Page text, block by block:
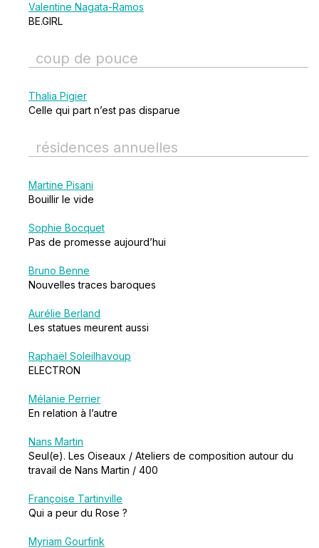
Valentine Nagata-Ramos
BE.GIRL
coup de pouce
Thalia Pigier
Celle qui part n’est pas disparue
résidences annuelles
Martine Pisani
Bouillir le vide
Sophie Bocquet
Pas de promesse aujourd’hui
Bruno Benne
Nouvelles traces baroques
Aurélie Berland
Les statues meurent aussi
Raphaël Soleilhavoup
ELECTRON
Mélanie Perrier
En relation à l’autre
Nans Martin
Seul(e). Les Oiseaux / Ateliers de composition autour du
travail de Nans Martin / 400
Françoise Tartinville
Qui a peur du Rose ?
Myriam Gourfink